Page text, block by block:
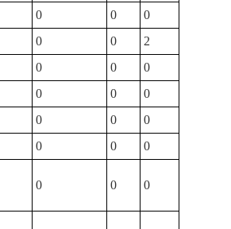
0
0
0
0
0
2
0
0
0
0
0
0
0
0
0
0
0 0
0 0 0